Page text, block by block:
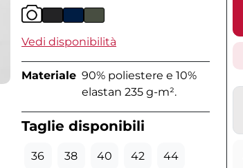
Vedi disponibilità
Materiale 90% poliestere e 10%
elastan 235 g-m².
Taglie disponibili
36 38 40 42 44